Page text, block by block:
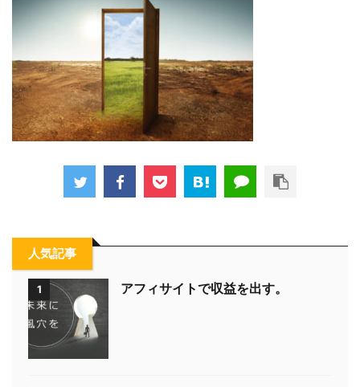
人気記事
1 アフィサイトで収益を出す。